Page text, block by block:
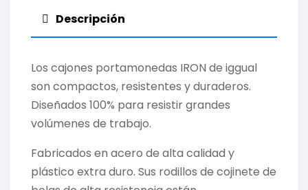
Descripción
Los cajones portamonedas IRON de iggual
son compactos, resistentes y duraderos.
Diseñados 100% para resistir grandes
volúmenes de trabajo.
Fabricados en acero de alta calidad y
plástico extra duro. Sus rodillos de cojinete de